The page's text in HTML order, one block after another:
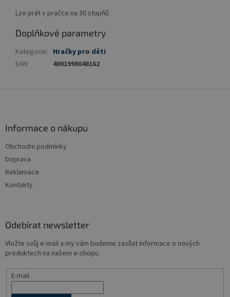
Lze prát v pračce na 30 stupňů
Doplňkové parametry
Kategorie: Hračky pro děti
EAN: 4001998048162
Informace o nákupu
Obchodní podmínky
Doprava
Reklamace
Kontakty
Odebírat newsletter
Vložte svůj e-mail a my vám budeme zasílat informace o nových
produktech na našem e-shopu.
E-mail